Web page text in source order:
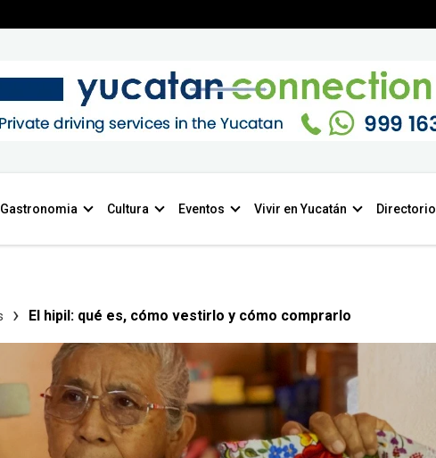
Gastronomia Cultura Eventos Vivir en Yucatán Directorio
El hipil: qué es, cómo vestirlo y cómo comprarlo